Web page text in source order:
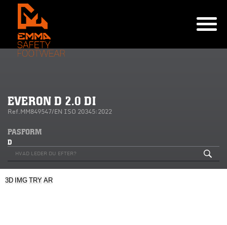
EVERON D 2.0 DI
Ref.MM849547/EN ISO 20345:2022
PASFORM
D
3D IMG TRY AR